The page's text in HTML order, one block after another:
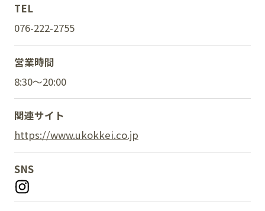
TEL
076-222-2755
営業時間
8:30～20:00
関連サイト
https://www.ukokkei.co.jp
SNS